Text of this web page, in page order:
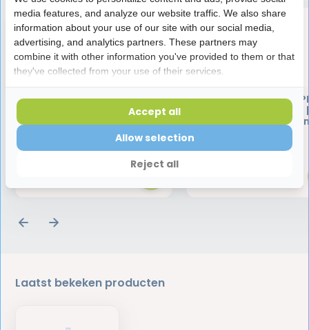
Interprox Plus Super Micro
PHD 0.9 Oranje | 18 ragers |
13,49
Interprox Plus Micro
Groen | 18 ragers |
13,49
Laatst bekeken producten
media features, and analyze our website traffic. We also share
information about your use of our site with our social media,
advertising, and analytics partners. These partners may
combine it with other information you've provided to them or that
they've collected from your use of their services.
Reject all
Allow selection
Accept all